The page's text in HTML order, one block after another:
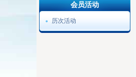
会员活动
历次活动